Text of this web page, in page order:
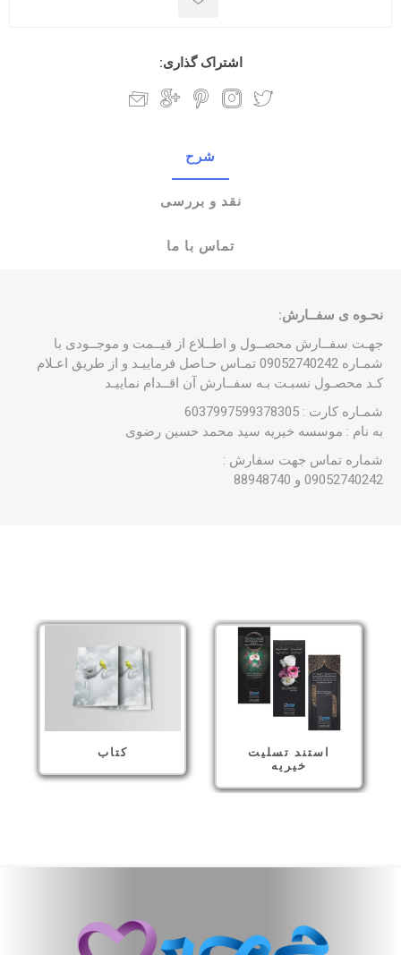
اشتراک گذاری:
شرح
نقد و بررسی
تماس با ما
نحـوه ی سفــارش:
جهـت سفــارش محصــول و اطــلاع از قیــمت و موجــودی با
شمـاره 09052740242 تمـاس حـاصل فرماییـد و از طریق اعـلام
کـد محصـول نسبـت بـه سفــارش آن اقــدام نماییـد
شمـاره کارت : 6037997599378305
به نام : موسسه خیریه سید محمد حسین رضوی
شماره تماس جهت سفارش :
09052740242 و 88948740
استند تسلیت
خیریه
کتاب